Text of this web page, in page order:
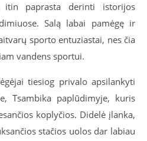
itin paprasta derinti istorijos
Salą labai pamėgę ir
sporto entuziastai, nes čia
vandens sportui.
tiesiog privalo apsilankyti
Tsambika paplūdimyje, kuris
koplyčios. Didelė įlanka,
stačios uolos dar labiau